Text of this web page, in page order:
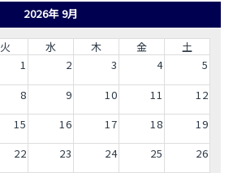
2026年 9月
火 水 木 金
土
1 2 3 4
5
8 9 10 11
12
15 16 17 18
19
22 23 24 25
26